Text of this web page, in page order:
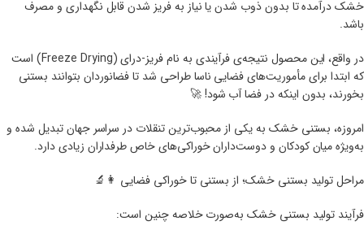
خشک درآمده تا بدون ذوب شدن یا نیاز به فریز شدن قابل نگهداری و مصرف
باشد.
در واقع، این محصول نتیجه‌ی فرآیندی به نام فریز-درای (Freeze Drying) است
که ابتدا برای مأموریت‌های فضایی ناسا طراحی شد تا فضانوردان بتوانند بستنی
بخورند، بدون اینکه در فضا آب شود! 🚀
امروزه، بستنی خشک به یکی از محبوب‌ترین تنقلات در سراسر جهان تبدیل شده و
به‌ویژه میان کودکان و دوست‌داران خوراکی‌های خاص طرفداران زیادی دارد.
مراحل تولید بستنی خشک؛ از بستنی تا خوراکی فضایی 👩‍🔬
فرآیند تولید بستنی خشک به‌صورت خلاصه چنین است: